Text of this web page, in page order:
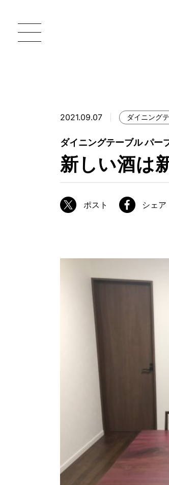
一枚板 ATELIER MOKUBA
MOKUBA について
職人の技能・技巧
ATELIER MOKUBAの一枚板×異素材
特別なダイニングチェア
一枚板用のテーブル脚
2021.09.07 ダイニング
新しい酒は
ダイニングテーブル パー
ポスト シェア